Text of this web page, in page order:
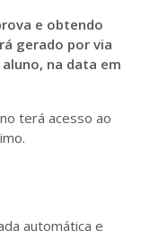
e obtendo
gerado por via
na data em
terá acesso ao
automática e